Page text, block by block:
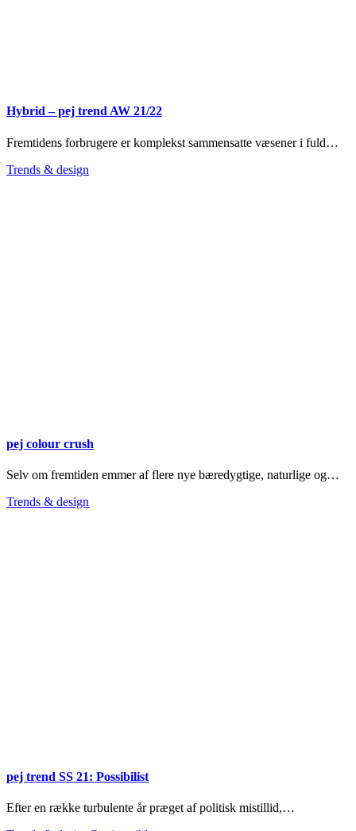
Hybrid – pej trend AW 21/22
Fremtidens forbrugere er komplekst sammensatte væsener i fuld…
Trends & design
pej colour crush
Selv om fremtiden emmer af flere nye bæredygtige, naturlige og…
Trends & design
pej trend SS 21: Possibilist
Efter en række turbulente år præget af politisk mistillid,…